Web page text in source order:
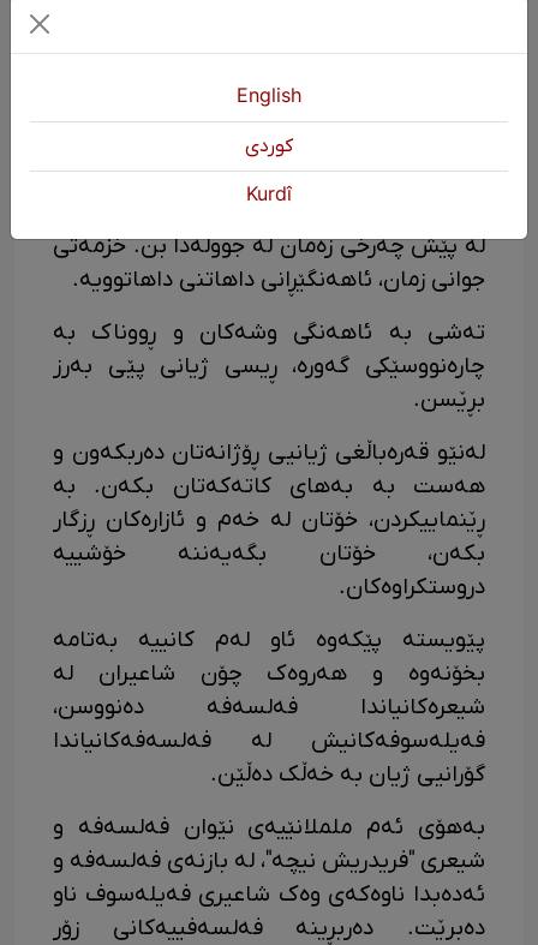
بنیاتنراودا بە دەنگی بەرز خەون ببینن. گۆرانی
بڵێن هەتا دەنگی گۆرانی بچێتە دەرەوە. وا لە
ئەستێرەکان بکەن گۆرانی بڵێن...".
منیش دەڵێم دەبێ هەموو گەنگەشەی
لە پێش چەرخی زەمان لە جووڵەدا بن. خزمەتی
جوانی زمان، ئاهەنگێڕانی داهاتنی داهاتوویە.
تەشی بە ئاهەنگی وشەکان و ڕووناک بە
چارەنووسێکی گەورە، ڕیسی ژیانی پێی بەرز
بڕێسن.
لەنێو قەرەباڵغی ژیانیی ڕۆژانەتان دەربکەون و
هەست بە بەهای کاتەکەتان بکەن. بە
ڕێنماییکردن، خۆتان لە خەم و ئازارەکان ڕزگار
بکەن، خۆتان بگەیەننە خۆشییە
دروستکراوەکان.
پێویستە پێکەوە ئاو لەم کانییە بەتامە
بخۆنەوە و هەروەک چۆن شاعیران لە
شیعرەکانیاندا فەلسەفە دەنووسن،
فەیلەسوفەکانیش لە فەلسەفەکانیاندا
گۆرانیی ژیان بە خەڵک دەڵێن.
بەهۆی ئەم ململانێیەی نێوان فەلسەفە و
شیعری "فریدریش نیچە"، لە بازنەی فەلسەفە و
ئەدەبدا ناوەکەی وەک شاعیری فەیلەسوف ناو
دەبرێت. دەربڕینە فەلسەفییەکانی زۆر
English
كوردی
Kurdî